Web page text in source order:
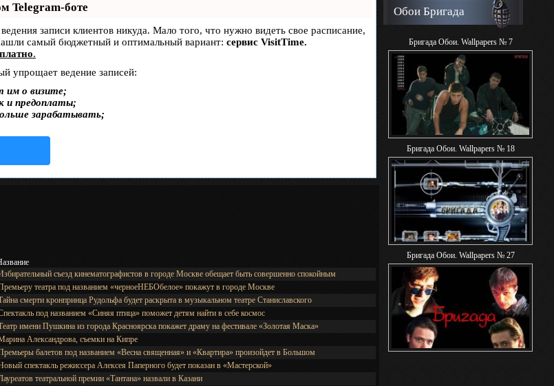
Telegram-боте
записи клиентов никуда. Мало того, что нужно видеть свое расписание,
самый бюджетный и оптимальный вариант: сервис VisitTime.
.
упрощает ведение записей:
им о визите;
и предоплаты;
зарабатывать;
съезд кинематографистов в городе Москве обещает быть совершенно спокойным
театра под названием «черноеНЕБОбелое» покажут в городе Москве
смерти кронпринца Рудольфа будет раскрыта в музыкальном театре Станиславского
под названием «Синяя птица» поможет детям найти в себе космос
имени Пушкина из города Красноярска покажет драму на фестивале «Золотая Маска»
Александрова, съемки на Кипре
балетов под названием «Весна священная» и «Квартира» произойдет в Большом
спектакль режиссера Алексея Паперного будет показан в «Мастерской»
театральной премии «Тантана» назвали в Казани
Обои Бригада
Бригада Обои. Wallpapers № 7
Бригада Обои. Wallpapers № 18
Бригада Обои. Wallpapers № 27